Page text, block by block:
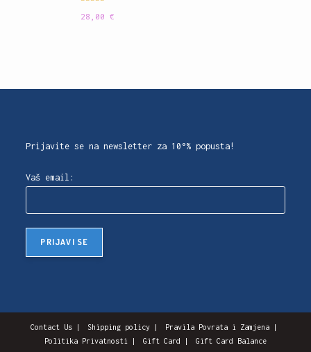
28,00€
Prijavite se na newsletter za 10°% popusta!
Vaš email:
Contact Us Shipping policy
Pravila Povrata i Zamjena
Politika Privatnosti
Gift Card Gift Card Balance